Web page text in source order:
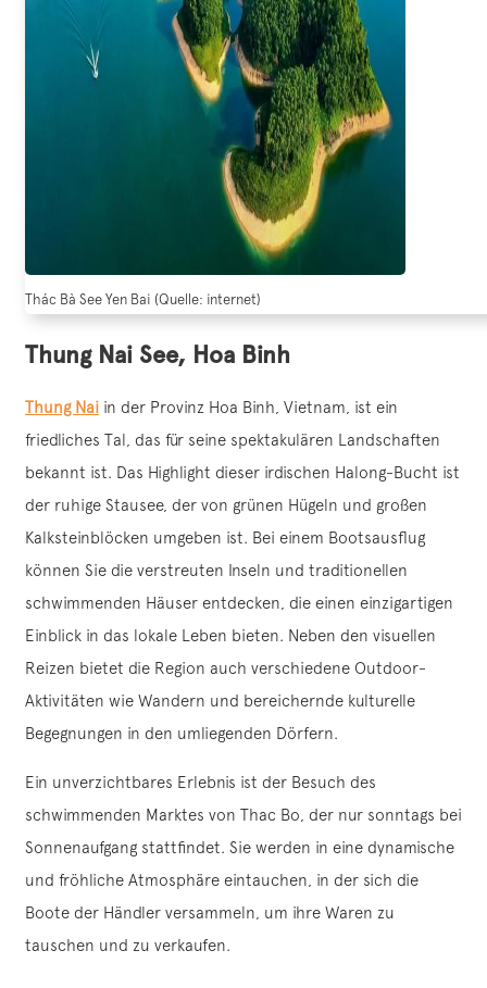
Thác Bà See Yen Bai (Quelle: internet)
Thung Nai See, Hoa Binh
Thung Nai in der Provinz Hoa Binh, Vietnam, ist ein
friedliches Tal, das für seine spektakulären Landschaften
bekannt ist. Das Highlight dieser irdischen Halong-Bucht ist
der ruhige Stausee, der von grünen Hügeln und großen
Kalksteinblöcken umgeben ist. Bei einem Bootsausflug
können Sie die verstreuten Inseln und traditionellen
schwimmenden Häuser entdecken, die einen einzigartigen
Einblick in das lokale Leben bieten. Neben den visuellen
Reizen bietet die Region auch verschiedene Outdoor-
Aktivitäten wie Wandern und bereichernde kulturelle
Begegnungen in den umliegenden Dörfern.
Ein unverzichtbares Erlebnis ist der Besuch des
schwimmenden Marktes von Thac Bo, der nur sonntags bei
Sonnenaufgang stattfindet. Sie werden in eine dynamische
und fröhliche Atmosphäre eintauchen, in der sich die
Boote der Händler versammeln, um ihre Waren zu
tauschen und zu verkaufen.